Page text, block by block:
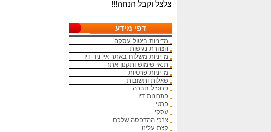
מתחייבים להיות הכי זולים
בארץ בראשי הדיו והטונרים
התואמים, יש אפשרות למשלוח
מהיום להיום
המחירים באתר אינם סופיים,יש
הנחה על קניה כמותית פרטים
במרכז ההזמנות
מאמינים אך ורק ביחס אישי
הוגן ובהקשבה
ללקוחות.בזכותכם הצלחתנו
בכל שאלה עניין והתלבטות אין
דפי מידע
מדיניות ביטול עסקה
הצהרת נגישות
מדיניות משלוח באתר איי ניד דיו
תנאי שימוש ותקנון אתר
מדיניות פרטיות
שאלות ותשובות
פרופיל חברה
פתרונות דיו
פרטי
עסקי
צרכי ההדפסה שלכם
קצת עלינו..